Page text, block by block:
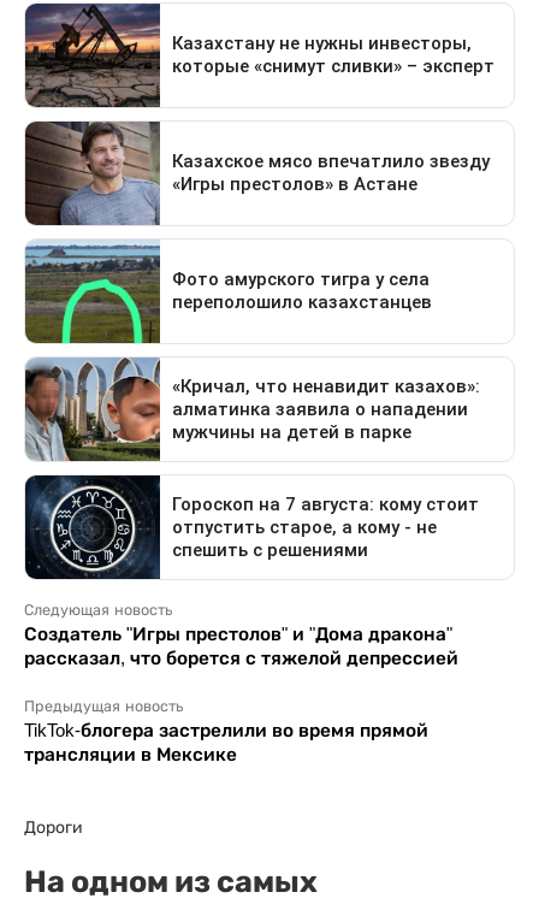
Следующая новость
Создатель "Игры престолов" и "Дома дракона"
рассказал, что борется с тяжелой депрессией
Предыдущая новость
TikTok-блогера застрелили во время прямой
трансляции в Мексике
Дороги
На одном из самых